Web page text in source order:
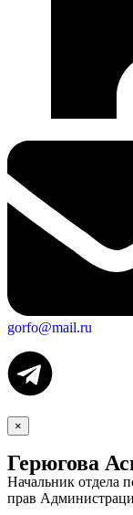
gorfo@mail.ru
×
Герюгова
Начальник отдела
прав